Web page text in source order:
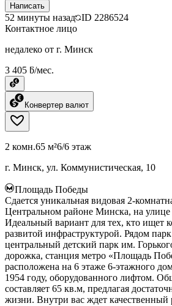
Написать
52 минуты назад ID 2286524
Контактное лицо
недалеко от г. Минск
3 405 ƃ/мес.
Конвертер валют
2 комн.65 м²6/6 этаж
г. Минск, ул. Коммунистическая, 10
Площадь Победы
Сдается уникальная видовая 2-
Центральном районе Минска, на
Идеальный вариант для тех, кто ищет
развитой инфраструктурой. Рядом
центральный детский парк им.
дорожка, станция метро «Площадь
расположена на 6 этаже 6-этажного
1954 году, оборудованного лифтом.
составляет 65 кв.м, предлагая
жизни. Внутри вас ждет качественный